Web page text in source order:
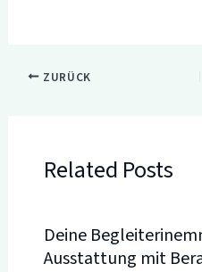
ZURÜCK
Related Posts
Deine
Ausstattung mit